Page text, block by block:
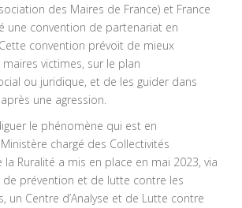
des Maires de France) et France
une convention de partenariat en
convention prévoit de mieux
victimes, sur le plan
ou juridique, et de les guider dans
une agression.
le phénomène qui est en
chargé des Collectivités
Ruralité a mis en place en mai 2023, via
de prévention et de lutte contre les
un Centre d’Analyse et de Lutte contre